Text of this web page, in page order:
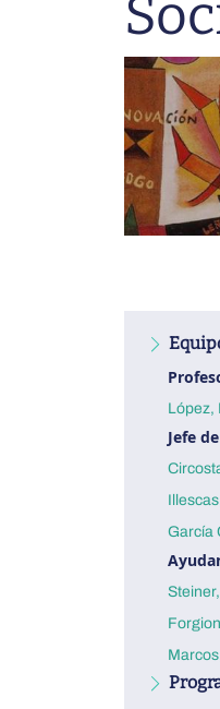
LENGUA Y
LETRAS
GEOGRAFÍA
EDICIÓN
CIENCIAS
TRÁMITES
ARANCELES
FILO CYT
TRÁMITES
PUBLICACIONES
CONVENIOS
PUCARÁ DE
López,
Jefe
García